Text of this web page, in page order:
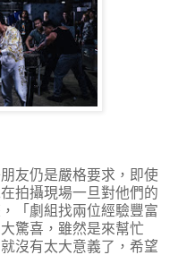
友仍是嚴格要求，即使
拍攝現場一旦對他們的
「劇組找兩位經驗豐富
驚喜，雖然是來幫忙
沒有太大意義了，希望